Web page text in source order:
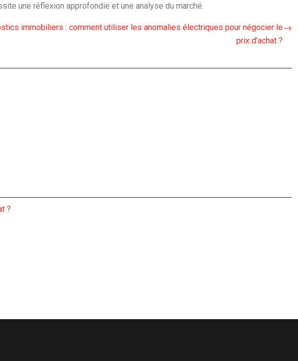
une réflexion approfondie et une analyse du marché.
immobiliers : comment utiliser les anomalies électriques pour négocier le
prix d’achat ?
?